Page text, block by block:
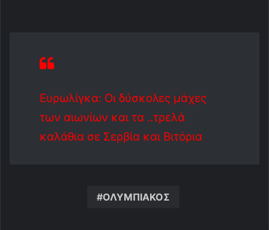
Ευρωλίγκα: Οι δύσκολες μάχες
των αιωνίων και τα ..τρελά
καλάθια σε Σερβία και Βιτόρια
ΟΛΥΜΠΙΑΚΟΣ